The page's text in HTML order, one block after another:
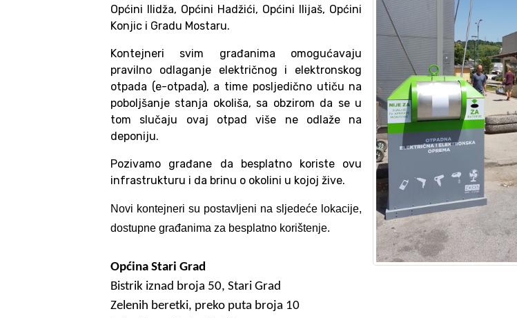
Općini Ilidža, Općini Hadžići, Općini Ilijaš, Općini
Konjic i Gradu Mostaru.
Kontejneri svim građanima omogućavaju
pravilno odlaganje električnog i elektronskog
otpada (e-otpada), a time posljedično utiču na
poboljšanje stanja okoliša, sa obzirom da se u
tom slučaju ovaj otpad više ne odlaže na
deponiju.
Pozivamo građane da besplatno koriste ovu
infrastrukturu i da brinu o okolini u kojoj žive.
Novi kontejneri su postavljeni na sljedeće lokacije,
dostupne građanima za besplatno korištenje.
Općina Stari Grad
Bistrik iznad broja 50, Stari Grad
Zelenih beretki, preko puta broja 10